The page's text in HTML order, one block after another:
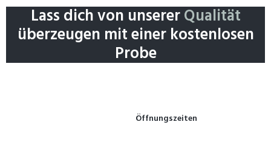
Lass dich von unsererQualität
überzeugen mit einer kostenlosen
Probe
Öffnungszeiten